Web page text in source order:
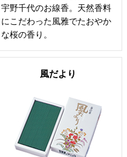
宇野千代のお線香。天然香料
にこだわった風雅でたおやか
な桜の香り。
風だより